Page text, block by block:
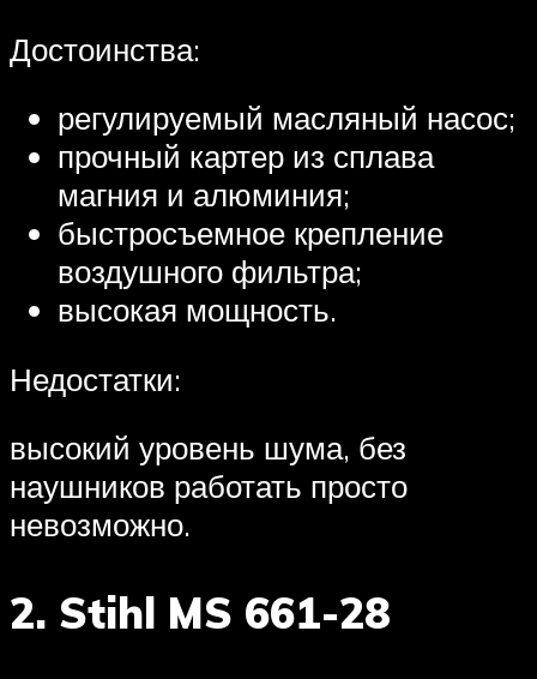
Достоинства:
регулируемый масляный насос;
прочный картер из сплава
магния и алюминия;
быстросъемное крепление
воздушного фильтра;
высокая мощность.
Недостатки:
высокий уровень шума, без
наушников работать просто
невозможно.
2. Stihl MS 661-28